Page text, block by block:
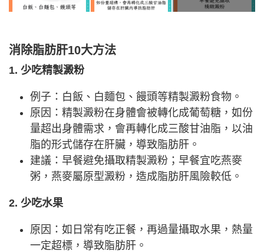
消除脂肪肝10大方法
1. 少吃精製澱粉
例子：白飯、白麵包、饅頭等精製澱粉食物。
原因：精製澱粉在身體會被轉化成葡萄糖，如份
量超出身體需求，會再轉化成三酸甘油脂，以油
脂的形式儲存在肝臟，導致脂肪肝。
建議：早餐避免攝取精製澱粉；早餐宜吃燕麥
粥，燕麥屬原型澱粉，造成脂肪肝風險較低。
2. 少吃水果
原因：如日常有吃正餐，再過量攝取水果，熱量
一定超標，導致脂肪肝。